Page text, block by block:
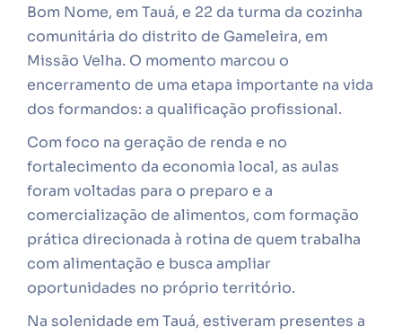
Bom Nome, em Tauá, e 22 da turma da cozinha
comunitária do distrito de Gameleira, em
Missão Velha. O momento marcou o
encerramento de uma etapa importante na vida
dos formandos: a qualificação profissional.
Com foco na geração de renda e no
fortalecimento da economia local, as aulas
foram voltadas para o preparo e a
comercialização de alimentos, com formação
prática direcionada à rotina de quem trabalha
com alimentação e busca ampliar
oportunidades no próprio território.
Na solenidade em Tauá, estiveram presentes a